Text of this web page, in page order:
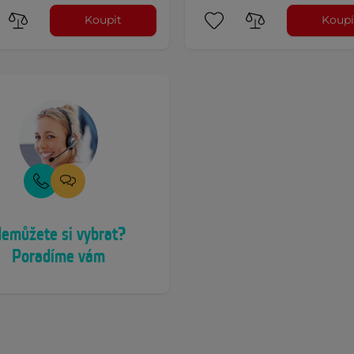
Koupit
si vybrat?
Poradíme vám